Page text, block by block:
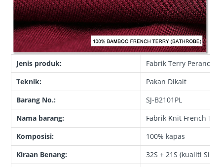
Jenis produk:
Fabrik Terry Perancis
Teknik:
Pakan Dikait
Barang No.:
SJ-B2101PL
Nama barang:
Fabrik Knit French
Komposisi:
100% kapas
Kiraan Benang:
32S + 21S (kualiti Siro)